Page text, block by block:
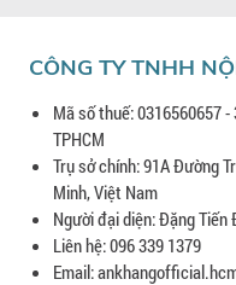
CÔNG TY TNHH
Mã số thuế: 0316560657
TPHCM
Trụ sở chính: 91A Đường
Minh, Việt Nam
Người đại diện: Đặng Tiến
Liên hệ: 096 339 1379
Email: